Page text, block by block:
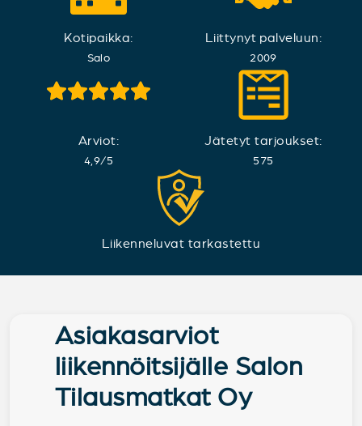
Kotipaikka:
Salo
Liittynyt palveluun:
2009
Arviot:
4,9/5
Jätetyt tarjoukset:
575
Liikenneluvat tarkastettu
Asiakasarviot
liikennöitsijälle Salon
Tilausmatkat Oy